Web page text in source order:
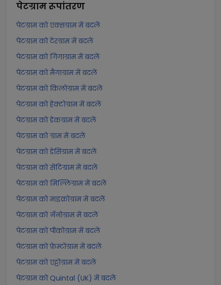
पेटग्रामरूपांतरण
पेटग्राम को एक्सग्राम में बदलें
पेटग्राम को टेरग्राम में बदलें
पेटग्राम को गिगाग्राम में बदलें
पेटग्राम को मैगाग्राम में बदलें
पेटग्राम को किलोग्राम में बदलें
पेटग्राम को हेक्टोग्राम में बदलें
पेटग्राम को डेकग्राम में बदलें
पेटग्राम को ग्राम में बदलें
पेटग्राम को डेसिग्राम में बदलें
पेटग्राम को सेंटिग्राम में बदलें
पेटग्राम को मिल्लिग्राम में बदलें
पेटग्राम को माइक्रोग्राम में बदलें
पेटग्राम को नॅनोग्राम में बदलें
पेटग्राम को पीकोग्राम में बदलें
पेटग्राम को फ़ेम्टोग्राम में बदलें
पेटग्राम को एट्टोग्राम में बदलें
पेटग्राम को Quintal (UK) में बदलें